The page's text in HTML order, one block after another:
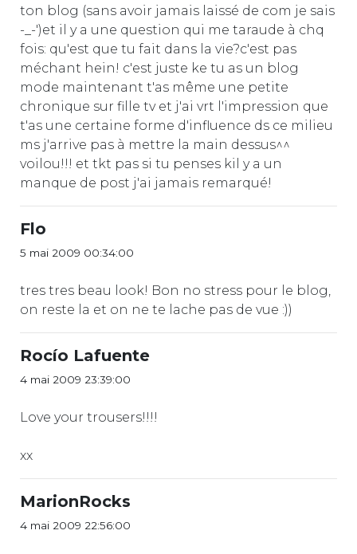
ton blog (sans avoir jamais laissé de com je sais
-_-')et il y a une question qui me taraude à chq
fois: qu'est que tu fait dans la vie?c'est pas
méchant hein! c'est juste ke tu as un blog
mode maintenant t'as même une petite
chronique sur fille tv et j'ai vrt l'impression que
t'as une certaine forme d'influence ds ce milieu
ms j'arrive pas à mettre la main dessus^^
voilou!!! et tkt pas si tu penses kil y a un
manque de post j'ai jamais remarqué!
Flo
5 mai 2009 00:34:00
tres tres beau look! Bon no stress pour le blog,
on reste la et on ne te lache pas de vue :))
Rocío Lafuente
4 mai 2009 23:39:00
Love your trousers!!!!
xx
MarionRocks
4 mai 2009 22:56:00